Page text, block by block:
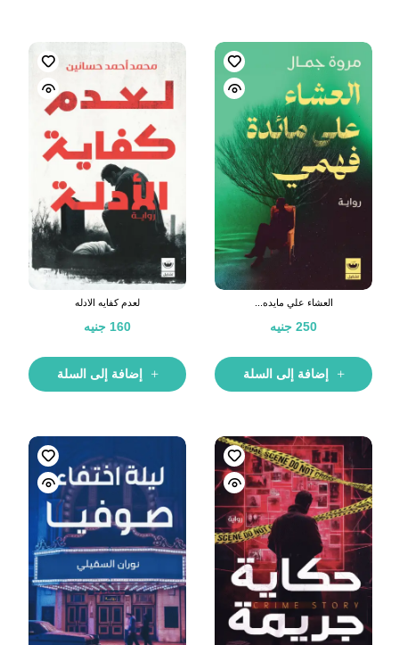
العشاء علي مايده...
250 جنيه
إضافة إلى السلة
لعدم كفايه الادله
160 جنيه
إضافة إلى السلة